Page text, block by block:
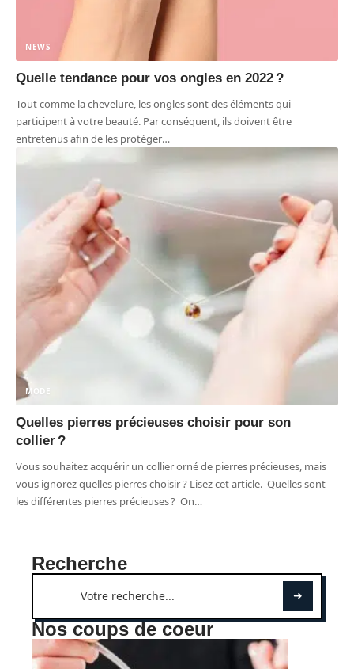
NEWS
Quelle tendance pour vos ongles en 2022 ?
Tout comme la chevelure, les ongles sont des éléments qui
participent à votre beauté. Par conséquent, ils doivent être
entretenus afin de les protéger…
MODE
Quelles pierres précieuses choisir pour son
collier ?
Vous souhaitez acquérir un collier orné de pierres précieuses, mais
vous ignorez quelles pierres choisir ? Lisez cet article. Quelles sont
les différentes pierres précieuses ? On…
Recherche
Nos coups de coeur